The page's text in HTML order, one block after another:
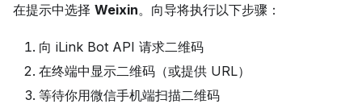
在提示中选择 Weixin。向导将执行以下步骤：
向 iLink Bot API 请求二维码
在终端中显示二维码（或提供 URL）
等待你用微信手机端扫描二维码